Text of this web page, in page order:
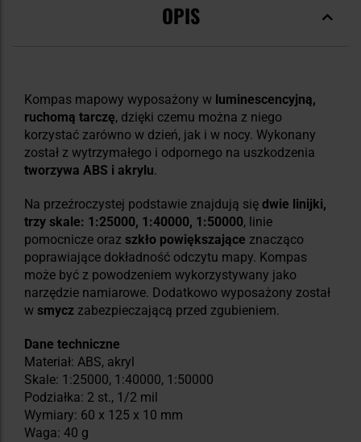
OPIS
Kompas mapowy wyposażony w luminescencyjną,
ruchomą tarczę, dzięki czemu można z niego
korzystać zarówno w dzień, jak i w nocy. Wykonany
został z wytrzymałego i odpornego na uszkodzenia
tworzywa ABS i akrylu.
Na przeźroczystej podstawie znajdują się dwie linijki,
trzy skale: 1:25000, 1:40000, 1:50000, linie
pomocnicze oraz szkło powiększające znacząco
poprawiające dokładność odczytu mapy. Kompas
może być z powodzeniem wykorzystywany jako
narzędzie namiarowe. Dodatkowo wyposażony został
w smycz zabezpieczającą przed zgubieniem.
Dane techniczne
Materiał: ABS, akryl
Skale: 1:25000, 1:40000, 1:50000
Podziałka: 2 st., 1/2 mil
Wymiary: 60 x 125 x 10 mm
Waga: 40 g